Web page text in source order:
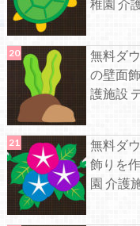
稚園 介
無料ダ
の壁面
護施設
無料ダ
飾りを
園 介護